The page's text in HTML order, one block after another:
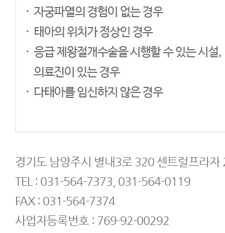
경기도 남양주시 별내3로 320 센트럴프라자
TEL : 031-564-7373, 031-564-0119
FAX : 031-564-7374
사업자등록번호 : 769-92-00292